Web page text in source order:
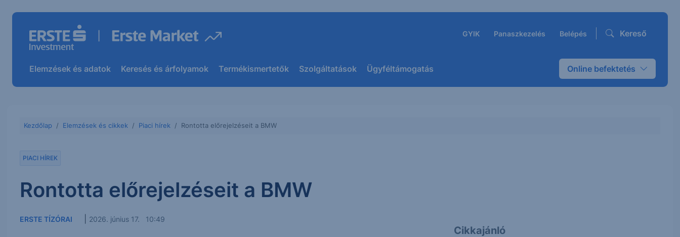
GYIK Panaszkezelés Belépés Kereső
Elemzések és adatok Keresés és árfolyamok Termékismertetők Szolgáltatások Ügyféltámogatás Online befektetés
Kezdőlap Elemzések és cikkek Piaci hírek Rontotta előrejelzéseit a BMW
PIACI HÍREK
Rontotta előrejelzéseit a BMW
ERSTE TÍZÓRAI 2026. június 17. 10:49
Cikkajánló